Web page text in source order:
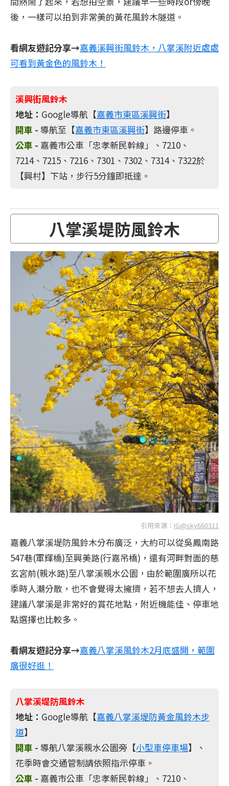
後，一樣可以拍到非常美的黃花風鈴木隧道。
看網友遊記分享→嘉義溪興街風鈴木，八掌溪附近處處
可看到黃金色的風鈴木！
溪興街風鈴木
地址： Google導航【嘉義市東區溪興街】
開車 - 導航至【嘉義市東區溪興街】路邊停車。
公車 - 嘉義市公車「忠孝新民幹線」、7210、
7214、7215、7216、7301、7302、7314、7322於
【興村】下站，步行5分鐘即抵達。
八掌溪堤防風鈴木
引用來源： IG@sky660311
嘉義八掌溪堤防風鈴木分布廣泛，大約可以從吳鳳南路
547巷(軍輝橋)至興美路(行嘉吊橋)，還有河畔對面的慈
玄宮前(親水路)至八掌溪親水公園，由於範圍廣所以花
季時人潮分散，也不會覺得太擁擠，若不想去人擠人，
建議八掌溪是非常好的賞花地點，附近機能佳、停車地
點選擇也比較多。
看網友遊記分享→嘉義八掌溪風鈴木2月底盛開，範圍
廣很好逛！
八掌溪堤防風鈴木
地址： Google導航【嘉義八掌溪堤防黃金風鈴木步
道】
開車 - 導航八掌溪親水公園旁【小型車停車場】、
花季時會交通管制請依照指示停車。
公車 - 嘉義市公車「忠孝新民幹線」、7210、